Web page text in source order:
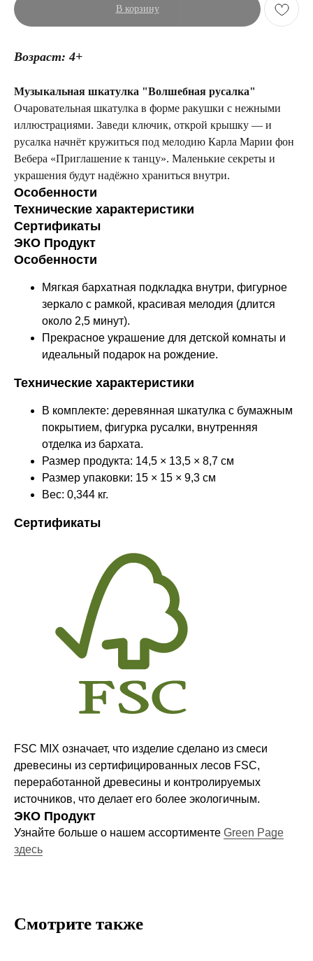
В корзину
Возраст: 4+
Музыкальная шкатулка "Волшебная русалка"
Очаровательная шкатулка в форме ракушки с нежными
иллюстрациями. Заведи ключик, открой крышку — и
русалка начнёт кружиться под мелодию Карла Марии фон
Вебера «Приглашение к танцу». Маленькие секреты и
украшения будут надёжно храниться внутри.
Особенности
Технические характеристики
Сертификаты
ЭКО Продукт
Особенности
Мягкая бархатная подкладка внутри, фигурное
зеркало с рамкой, красивая мелодия (длится
около 2,5 минут).
Прекрасное украшение для детской комнаты и
идеальный подарок на рождение.
Технические характеристики
В комплекте: деревянная шкатулка с бумажным
покрытием, фигурка русалки, внутренняя
отделка из бархата.
Размер продукта: 14,5 × 13,5 × 8,7 см
Размер упаковки: 15 × 15 × 9,3 см
Вес: 0,344 кг.
Сертификаты
FSC MIX означает, что изделие сделано из смеси
древесины из сертифицированных лесов FSC,
переработанной древесины и контролируемых
источников, что делает его более экологичным.
ЭКО Продукт
Узнайте больше о нашем ассортименте Green Page
здесь
Смотрите также
Оставайтесь в курсе новостей и
узнавайте первыми о наших
О нас
Договор-оферта
Блог
Контакты
FAQs